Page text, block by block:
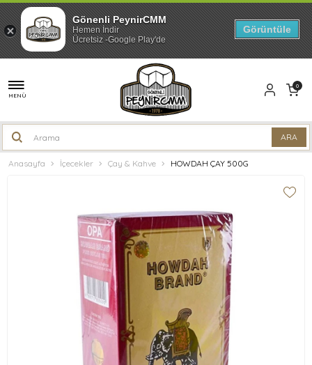
MENÜ
0
Anasayfa İçecekler Çay & Kahve HOWDAH ÇAY 500G
Gönenli PeynirCMM
Hemen İndir
Ücretsiz -Google Play'de
Görüntüle